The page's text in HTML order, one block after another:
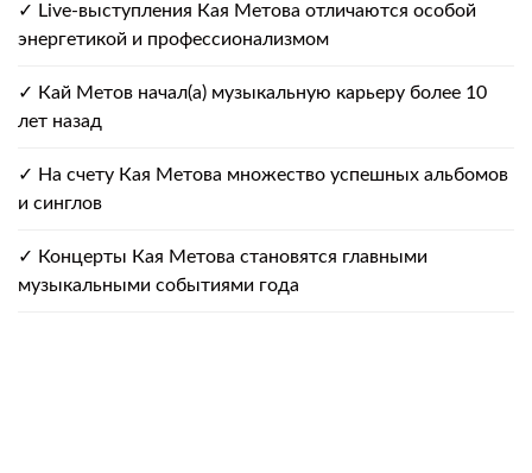
✓ Live-выступления Кая Метова отличаются особой
энергетикой и профессионализмом
✓ Кай Метов начал(а) музыкальную карьеру более 10
лет назад
✓ На счету Кая Метова множество успешных альбомов
и синглов
✓ Концерты Кая Метова становятся главными
музыкальными событиями года